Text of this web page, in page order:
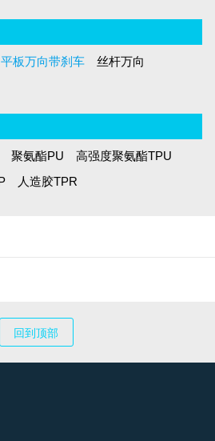
平板万向带刹车
丝杆万向
聚氨酯PU
高强度聚氨酯TPU
人造胶TPR
回到顶部